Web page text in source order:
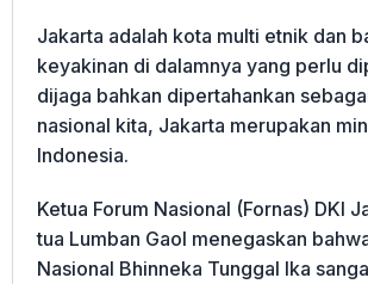
Jakarta adalah kota multi etnik dan
keyakinan di dalamnya yang perlu
dijaga bahkan dipertahankan
nasional kita, Jakarta merupakan
Indonesia.
Ketua Forum Nasional (Fornas) DKI
tua Lumban Gaol menegaskan
Nasional Bhinneka Tunggal Ika